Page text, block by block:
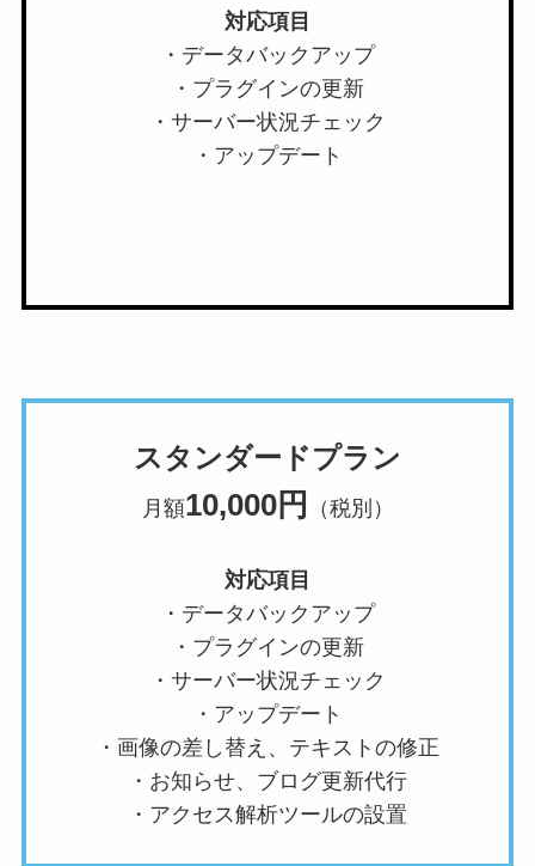
対応項目
・データバックアップ
・プラグインの更新
・サーバー状況チェック
・アップデート
スタンダードプラン
月額10,000円 （税別）
対応項目
・データバックアップ
・プラグインの更新
・サーバー状況チェック
・アップデート
・画像の差し替え、テキストの修正
・お知らせ、ブログ更新代行
・アクセス解析ツールの設置